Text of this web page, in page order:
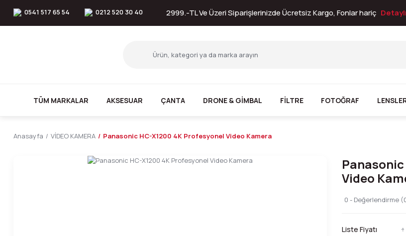
0541 517 65 54 0212 520 30 40 2999.-TL Ve Üzeri Siparişlerinizde Ücretsiz Kargo, Fonlar hariç
TÜM MARKALAR AKSESUAR ÇANTA DRONE & GİMBAL FİLTRE FOTOĞRAF
Anasayfa VİDEO KAMERA Panasonic HC-X1200 4K Profesyonel Video Kamera
Video
0 - Değerlendirme
Liste Fiyatı